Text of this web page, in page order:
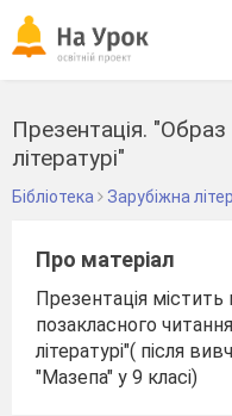
Презентація. "Образ
літературі"
Бібліотека Зарубіжна
Про матеріал
Презентація містить
позакласного
літературі"( після
"Мазепа" у 9 класі)